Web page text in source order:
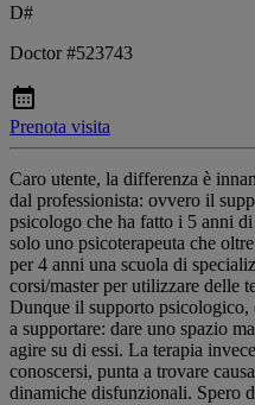
D#
Doctor #523743
Prenota visita
Caro utente, la differenza è
dal professionista: ovvero il
psicologo che ha fatto i 5 anni
solo uno psicoterapeuta che
per 4 anni una scuola di
corsi/master per utilizzare delle
Dunque il supporto psicologico,
a supportare: dare uno spazio
agire su di essi. La terapia
conoscersi, punta a trovare
dinamiche disfunzionali. Spero